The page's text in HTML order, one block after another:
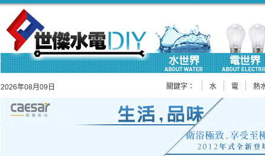
2026年08月09日 關鍵字： 水 電 熱